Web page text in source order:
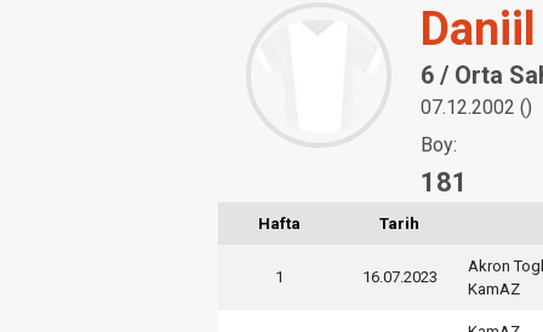
6 / Orta
07.12.2002 ()
Boy:
181
Hafta Tarih
1 16.07.2023
Akron
KamAZ